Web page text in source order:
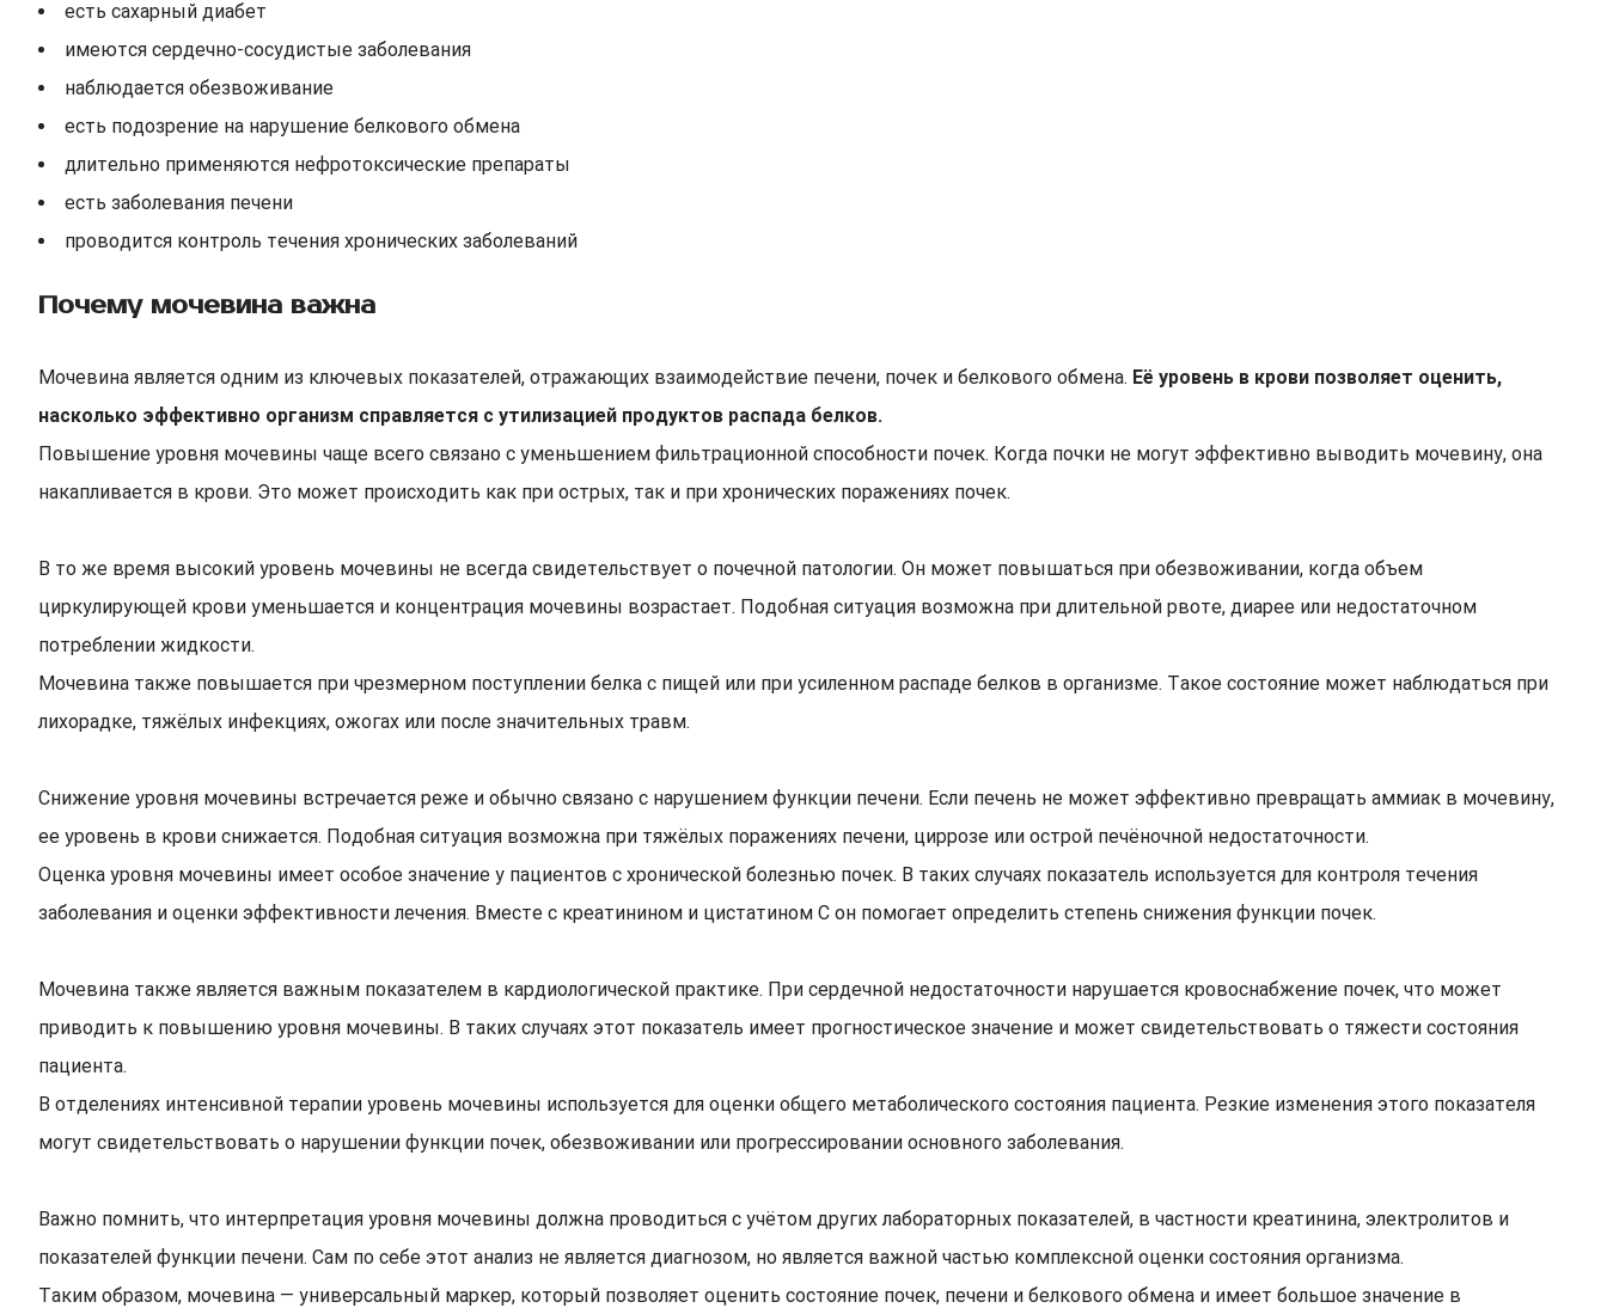
есть сахарный диабет
имеются сердечно-сосудистые заболевания
наблюдается обезвоживание
есть подозрение на нарушение белкового обмена
длительно применяются нефротоксические препараты
есть заболевания печени
проводится контроль течения хронических заболеваний
Почему мочевина важна
Мочевина является одним из ключевых показателей, отражающих взаимодействие печени, почек и белкового обмена. Её уровень в крови позволяет оценить,
насколько эффективно организм справляется с утилизацией продуктов распада белков.
Повышение уровня мочевины чаще всего связано с уменьшением фильтрационной способности почек. Когда почки не могут эффективно выводить мочевину, она
накапливается в крови. Это может происходить как при острых, так и при хронических поражениях почек.
В то же время высокий уровень мочевины не всегда свидетельствует о почечной патологии. Он может повышаться при обезвоживании, когда объем
циркулирующей крови уменьшается и концентрация мочевины возрастает. Подобная ситуация возможна при длительной рвоте, диарее или недостаточном
потреблении жидкости.
Мочевина также повышается при чрезмерном поступлении белка с пищей или при усиленном распаде белков в организме. Такое состояние может наблюдаться при
лихорадке, тяжёлых инфекциях, ожогах или после значительных травм.
Снижение уровня мочевины встречается реже и обычно связано с нарушением функции печени. Если печень не может эффективно превращать аммиак в мочевину,
ее уровень в крови снижается. Подобная ситуация возможна при тяжёлых поражениях печени, циррозе или острой печёночной недостаточности.
Оценка уровня мочевины имеет особое значение у пациентов с хронической болезнью почек. В таких случаях показатель используется для контроля течения
заболевания и оценки эффективности лечения. Вместе с креатинином и цистатином С он помогает определить степень снижения функции почек.
Мочевина также является важным показателем в кардиологической практике. При сердечной недостаточности нарушается кровоснабжение почек, что может
приводить к повышению уровня мочевины. В таких случаях этот показатель имеет прогностическое значение и может свидетельствовать о тяжести состояния
пациента.
В отделениях интенсивной терапии уровень мочевины используется для оценки общего метаболического состояния пациента. Резкие изменения этого показателя
могут свидетельствовать о нарушении функции почек, обезвоживании или прогрессировании основного заболевания.
Важно помнить, что интерпретация уровня мочевины должна проводиться с учётом других лабораторных показателей, в частности креатинина, электролитов и
показателей функции печени. Сам по себе этот анализ не является диагнозом, но является важной частью комплексной оценки состояния организма.
Таким образом, мочевина — универсальный маркер, который позволяет оценить состояние почек, печени и белкового обмена и имеет большое значение в